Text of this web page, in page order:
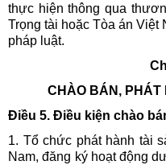
thực hiện thông qua
Trọng tài hoặc Tòa án Việt
pháp luật.
CHÀO BÁN, PHÁT
Điều 5. Điều kiện chào
1. Tổ chức phát hành tài
Nam, đăng ký hoạt động